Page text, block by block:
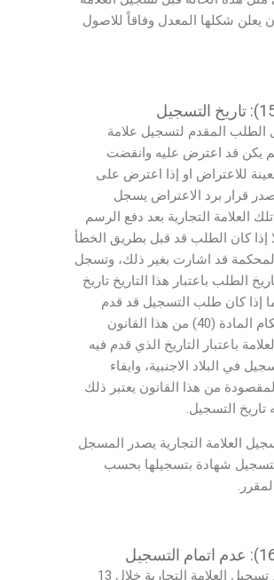
يعلن شكلها المعدل وفاقاً للاصول
الطلب المقدم لتسجيل علامة
يكن قد اعترض عليه وانقضت
للاعتراض او إذا اعترض على
قرار برد الاعتراض يسجل
العلامة التجارية بعد دفع الرسم
إذا كان الطلب قد قبل بطريق الخطأ
قد اشارت بغير ذلك، وتسجل
الطلب باعتبار هذا التاريخ تاريخ
إذا كان طلب التسجيل قد قدم
وفاقاً لأحكام المادة (40) من هذا القانون
باعتبار التاريخ الذي قدم فيه
في البلاد الاجنبية، وايفاء
من هذا القانون يعتبر ذلك
تاريخ التسجيل.
العلامة التجارية يصدر المسجل
شهادة بتسجيلها بحسب
اذا لم يتم تسجيل العلامة التجارية خلال 13